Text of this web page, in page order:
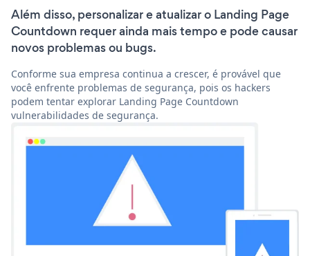
Além disso, personalizar e atualizar o Landing Page
Countdown requer ainda mais tempo e pode causar
novos problemas ou bugs.
Conforme sua empresa continua a crescer, é provável que
você enfrente problemas de segurança, pois os hackers
podem tentar explorar Landing Page Countdown
vulnerabilidades de segurança.